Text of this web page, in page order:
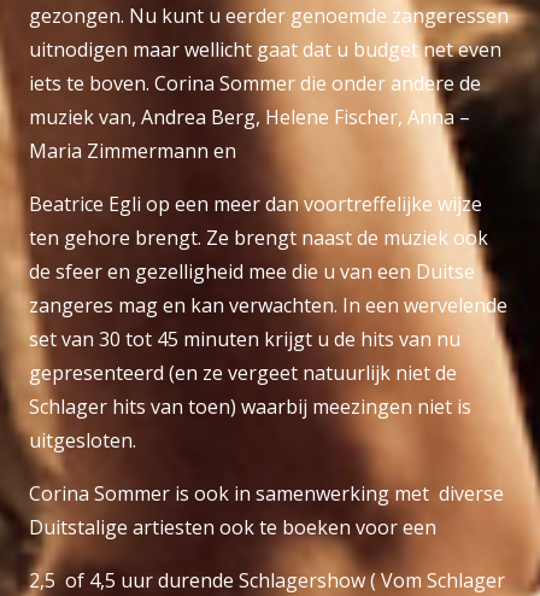
gezongen. Nu kunt u eerder genoemde zangeressen
uitnodigen maar wellicht gaat dat u budget net even
iets te boven. Corina Sommer die onder andere de
muziek van, Andrea Berg, Helene Fischer, Anna –
Maria Zimmermann en
Beatrice Egli op een meer dan voortreffelijke wijze
ten gehore brengt. Ze brengt naast de muziek ook
de sfeer en gezelligheid mee die u van een Duitse
zangeres mag en kan verwachten. In een wervelende
set van 30 tot 45 minuten krijgt u de hits van nu
gepresenteerd (en ze vergeet natuurlijk niet de
Schlager hits van toen) waarbij meezingen niet is
uitgesloten.
Corina Sommer is ook in samenwerking met diverse
Duitstalige artiesten ook te boeken voor een
2,5 of 4,5 uur durende Schlagershow ( Vom Schlager